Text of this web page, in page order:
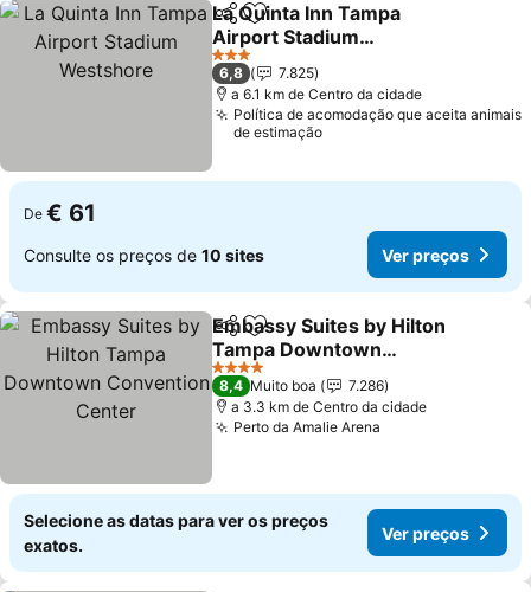
PartilharAdicionar aos favoritos
La Quinta Inn Tampa
Airport Stadium
Westshore
3 Estrelas
6,8
7.825
a 6.1 km de Centro da cidade
Política de acomodação que aceita animais
de estimação
De € 61
Consulte os preços de 10 sites Ver preços
PartilharAdicionar aos favoritos
Embassy Suites by Hilton
Tampa Downtown
Convention Center
4 Estrelas
8,4 Muito boa
7.286
a 3.3 km de Centro da cidade
Perto da Amalie Arena
Selecione as datas para ver os preços
exatos.
Ver preços